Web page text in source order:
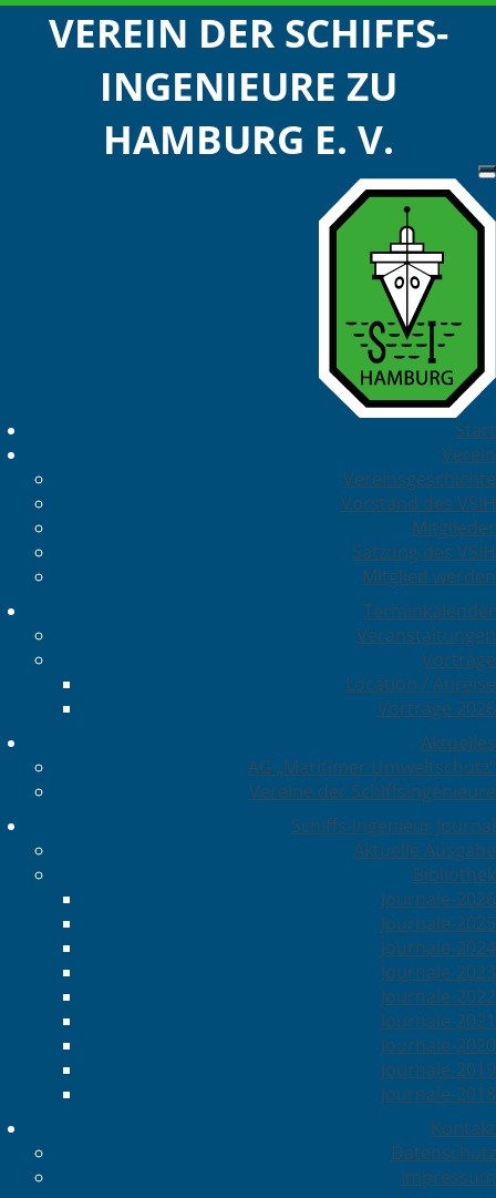
VEREIN DER SCHIFFS-
INGENIEURE ZU
HAMBURG E. V.
Start
Verein
Vereinsgeschichte
Vorstand des VSIH
Mitglieder
Satzung des VSIH
Mitglied werden
Terminkalender
Veranstaltungen
Vorträge
Location / Anreise
Vorträge 2026
Aktuelles
AG „Maritimer Umweltschutz“
Vereine der Schiffsingenieure
Schiffs-Ingenieur Journal
Aktuelle Ausgabe
Bibliothek
Journale-2026
Journale-2025
Journale-2024
Journale-2023
Journale-2022
Journale-2021
Journale-2020
Journale-2019
Journale-2018
Kontakt
Datenschutz
Impressum